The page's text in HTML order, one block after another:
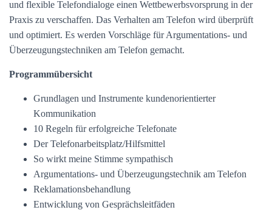
und flexible Telefondialoge einen Wettbewerbsvorsprung in der
Praxis zu verschaffen. Das Verhalten am Telefon wird überprüft
und optimiert. Es werden Vorschläge für Argumentations- und
Überzeugungstechniken am Telefon gemacht.
Programmübersicht
Grundlagen und Instrumente kundenorientierter
Kommunikation
10 Regeln für erfolgreiche Telefonate
Der Telefonarbeitsplatz/Hilfsmittel
So wirkt meine Stimme sympathisch
Argumentations- und Überzeugungstechnik am Telefon
Reklamationsbehandlung
Entwicklung von Gesprächsleitfäden